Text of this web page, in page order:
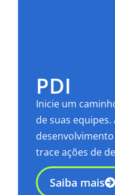
PDI
Inicie um
de suas
trace ações de
Saiba mais